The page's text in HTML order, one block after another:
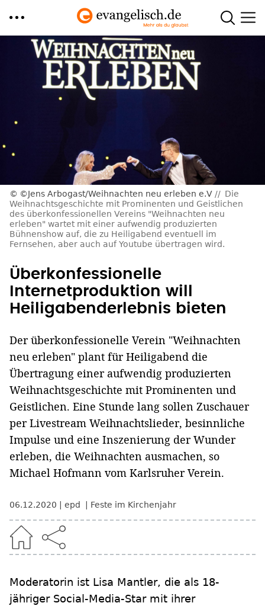
Direkt
©Jens Arbogast/Weihnachten neu erleben e.V
Die
Weihnachtsgeschichte mit Prominenten und Geistlichen
des überkonfessionellen Vereins "Weihnachten neu
erleben" wartet mit einer aufwendig produzierten
Bühnenshow auf, die zu Heiligabend eventuell im
Fernsehen, aber auch auf Youtube übertragen wird.
Überkonfessionelle
Internetproduktion will
Heiligabenderlebnis bieten
Der überkonfessionelle Verein "Weihnachten
neu erleben" plant für Heiligabend die
Übertragung einer aufwendig produzierten
Weihnachtsgeschichte mit Prominenten und
Geistlichen. Eine Stunde lang sollen Zuschauer
per Livestream Weihnachtslieder, besinnliche
Impulse und eine Inszenierung der Wunder
erleben, die Weihnachten ausmachen, so
Michael Hofmann vom Karlsruher Verein.
06.12.2020 epd Feste im Kirchenjahr
Moderatorin ist Lisa Mantler, die als 18-
jähriger Social-Media-Star mit ihrer